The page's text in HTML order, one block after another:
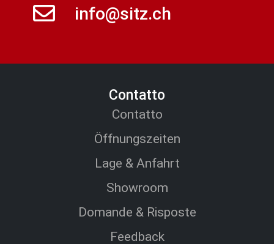
info@sitz.ch
Contatto
Contatto
Öffnungszeiten
Lage & Anfahrt
Showroom
Domande & Risposte
Feedback